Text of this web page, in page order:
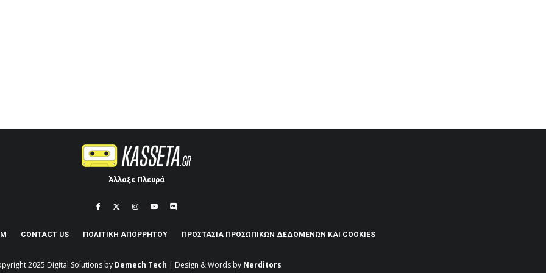
Άλλαξε Πλευρά
CONTACT US ΠΟΛΙΤΙΚΉ ΑΠΟΡΡΉΤΟΥ ΠΡΟΣΤΑΣΊΑ ΠΡΟΣΩΠΙΚΏΝ ΔΕΔΟΜΈΝΩΝ ΚΑΙ COOKIES
2025 Digital Solutions by Demech Tech | Design & Words by Nerditors